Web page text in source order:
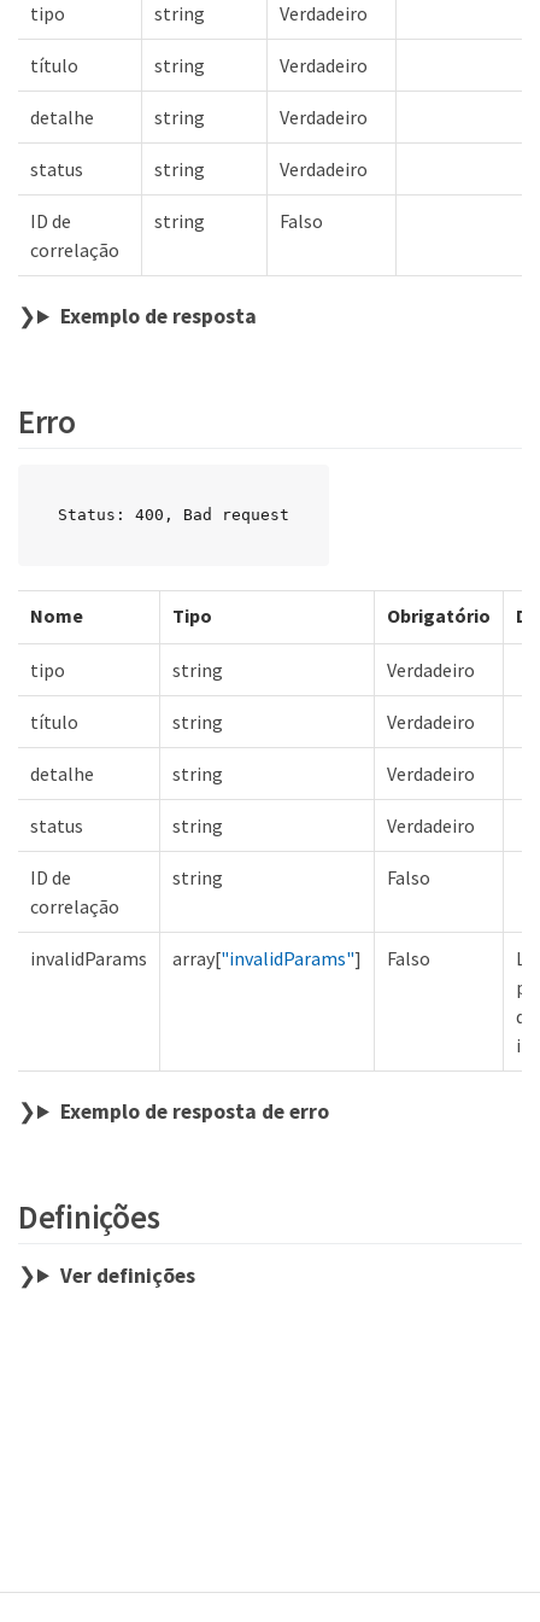
tipo string Verdadeiro
título string Verdadeiro
detalhe string Verdadeiro
status string Verdadeiro
ID de
correlação
string Falso
Exemplo de resposta
Erro
Status: 400, Bad request
Nome Tipo Obrigatório
tipo string Verdadeiro
título string Verdadeiro
detalhe string Verdadeiro
status string Verdadeiro
ID de
correlação
string Falso
invalidParams array["invalidParams"] Falso
Exemplo de resposta de erro
Definições
Ver definições